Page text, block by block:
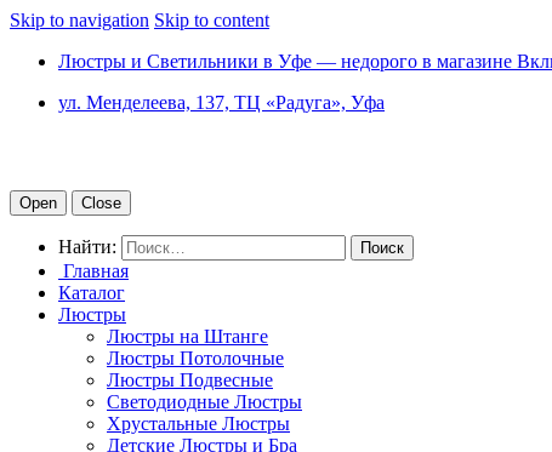
Skip to navigation Skip to content
Люстры и Светильники в Уфе — недорого в магазине
ул. Менделеева, 137, ТЦ «Радуга», Уфа
Open Close
Найти:
Главная
Каталог
Люстры
Люстры на Штанге
Люстры Потолочные
Люстры Подвесные
Светодиодные Люстры
Хрустальные Люстры
Детские Люстры и Бра